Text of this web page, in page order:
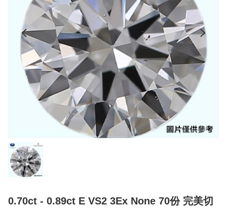
0.70ct - 0.89ct E VS2 3Ex None 70份 完美切